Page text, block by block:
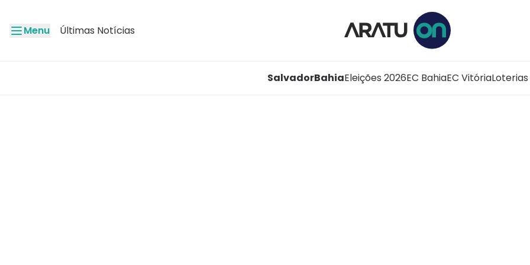
Menu Últimas Notícias
SalvadorBahiaEleições 2026EC BahiaEC VitóriaLoterias